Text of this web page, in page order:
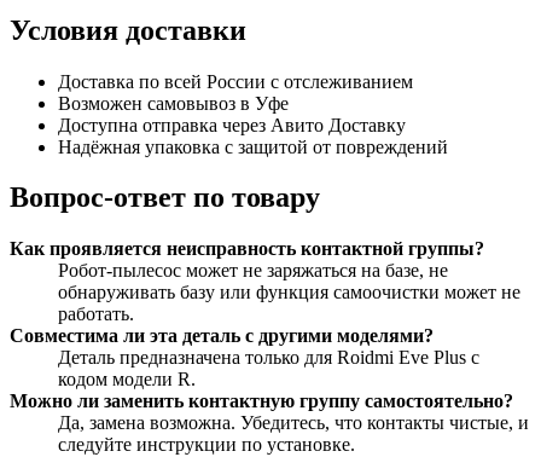
Условия доставки
Доставка по всей России с отслеживанием
Возможен самовывоз в Уфе
Доступна отправка через Авито Доставку
Надёжная упаковка с защитой от повреждений
Вопрос-ответ по товару
Как проявляется неисправность контактной группы?
Робот-пылесос может не заряжаться на базе, не
обнаруживать базу или функция самоочистки может не
работать.
Совместима ли эта деталь с другими моделями?
Деталь предназначена только для Roidmi Eve Plus с
кодом модели R.
Можно ли заменить контактную группу самостоятельно?
Да, замена возможна. Убедитесь, что контакты чистые, и
следуйте инструкции по установке.